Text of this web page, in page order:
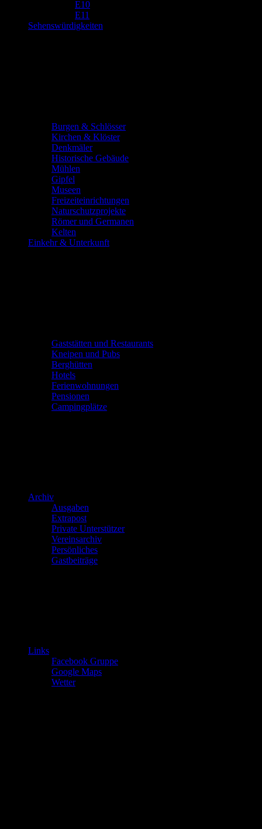
E10
E11
Sehenswürdigkeiten
Burgen & Schlösser
Kirchen & Klöster
Denkmäler
Historische Gebäude
Mühlen
Gipfel
Museen
Freizeiteinrichtungen
Naturschutzprojekte
Römer und Germanen
Kelten
Einkehr & Unterkunft
Gaststätten und Restaurants
Kneipen und Pubs
Berghütten
Hotels
Ferienwohnungen
Pensionen
Campingplätze
Archiv
Ausgaben
Extrapost
Private Unterstützer
Vereinsarchiv
Persönliches
Gastbeiträge
Links
Facebook Gruppe
Google Maps
Wetter